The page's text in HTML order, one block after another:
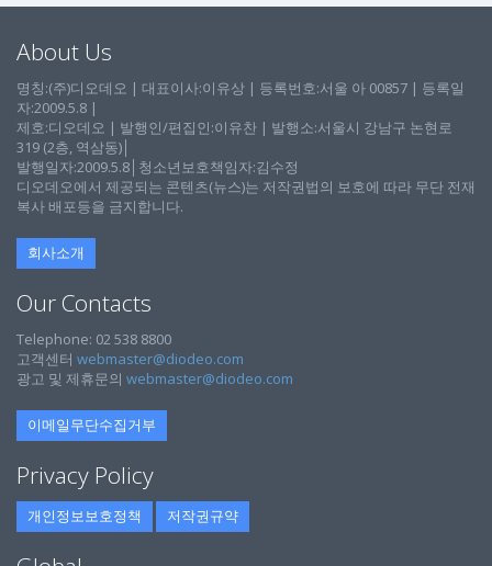
About Us
명칭:(주)디오데오 | 대표이사:이유상 | 등록번호:서울 아 00857 | 등록일
자:2009.5.8 |
제호:디오데오 | 발행인/편집인:이유찬 | 발행소:서울시 강남구 논현로
319 (2층, 역삼동)│
발행일자:2009.5.8│청소년보호책임자:김수정
디오데오에서 제공되는 콘텐츠(뉴스)는 저작권법의 보호에 따라 무단 전재
복사 배포등을 금지합니다.
회사소개
Our Contacts
Telephone: 02 538 8800
고객센터 webmaster@diodeo.com
광고 및 제휴문의 webmaster@diodeo.com
이메일무단수집거부
Privacy Policy
개인정보보호정책 저작권규약